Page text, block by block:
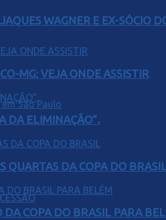
WAGNER E EX-SÓCIO
MG; VEJA ONDE ASSISTIR
DA ELIMINAÇÃO”.
QUARTAS DA COPA DO
DA COPA DO BRASIL PARA